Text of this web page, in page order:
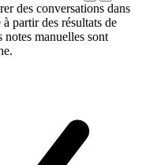
des conversations dans
partir des résultats de
notes manuelles sont